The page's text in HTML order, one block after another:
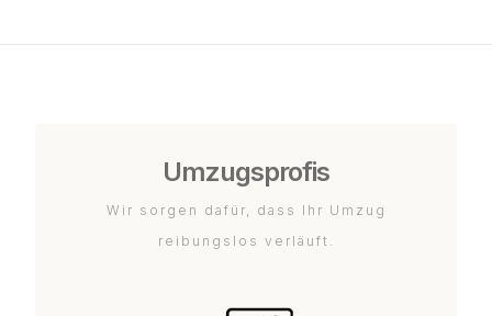
Umzugsprofis
Wir sorgen dafür, dass Ihr Umzug
reibungslos verläuft.